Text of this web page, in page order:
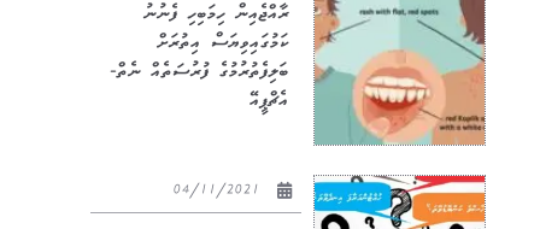
ރާއްޖެއިން ހިމަބިހި ފެނުނު
ކަމުގައިވިޔަސް އިތުރަށް
ބަލިފެތުރުމުގެ ފުރުސަތެއް ނެތް-
އެޗްޕީއޭ